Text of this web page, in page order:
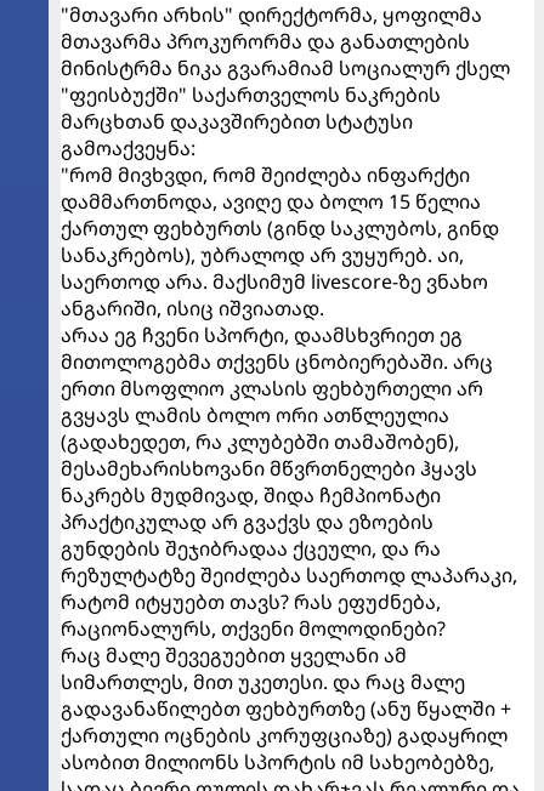
"მთავარი არხის" დირექტორმა, ყოფილმა
მთავარმა პროკურორმა და განათლების
მინისტრმა ნიკა გვარამიამ სოციალურ ქსელ
"ფეისბუქში" საქართველოს ნაკრების
მარცხთან დაკავშირებით სტატუსი
გამოაქვეყნა:
"რომ მივხვდი, რომ შეიძლება ინფარქტი
დამმართნოდა, ავიღე და ბოლო 15 წელია
ქართულ ფეხბურთს (გინდ საკლუბოს, გინდ
სანაკრებოს), უბრალოდ არ ვუყურებ. აი,
საერთოდ არა. მაქსიმუმ livescore-ზე ვნახო
ანგარიში, ისიც იშვიათად.
არაა ეგ ჩვენი სპორტი, დაამსხვრიეთ ეგ
მითოლოგებმა თქვენს ცნობიერებაში. არც
ერთი მსოფლიო კლასის ფეხბურთელი არ
გვყავს ლამის ბოლო ორი ათწლეულია
(გადახედეთ, რა კლუბებში თამაშობენ),
მესამეხარისხოვანი მწვრთნელები ჰყავს
ნაკრებს მუდმივად, შიდა ჩემპიონატი
პრაქტიკულად არ გვაქვს და ეზოების
გუნდების შეჯიბრადაა ქცეული, და რა
რეზულტატზე შეიძლება საერთოდ ლაპარაკი,
რატომ იტყუებთ თავს? რას ეფუძნება,
რაციონალურს, თქვენი მოლოდინები?
რაც მალე შევეგუებით ყველანი ამ
სიმართლეს, მით უკეთესი. და რაც მალე
გადავანაწილებთ ფეხბურთზე (ანუ წყალში +
ქართული ოცნების კორუფციაზე) გადაყრილ
ასობით მილიონს სპორტის იმ სახეობებზე,